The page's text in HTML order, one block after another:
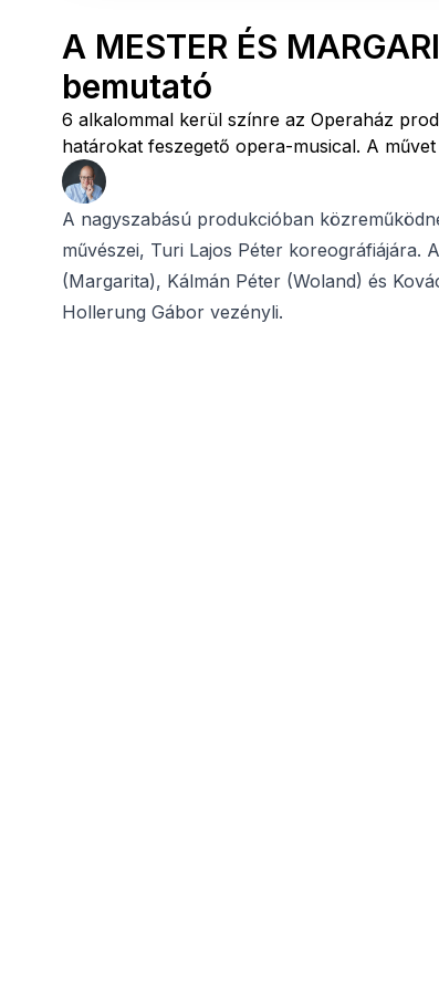
A MESTER ÉS
bemutató
6 alkalommal kerül színre az Operaház
határokat feszegető opera-musical. A
A nagyszabású produkcióban
művészei, Turi Lajos Péter koreográfiájára.
(Margarita), Kálmán Péter (Woland) és
Hollerung Gábor vezényli.